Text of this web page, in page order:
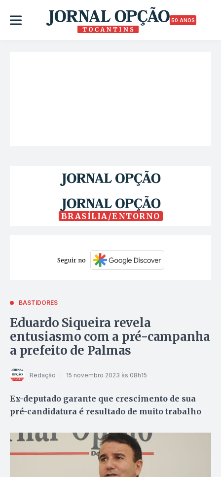
50 ANOS
BRASÍLIA/ENTORNO
Seguir no
BASTIDORES
Eduardo Siqueira revela
entusiasmo com a pré-campanha
a prefeito de Palmas
Redação 15 novembro 2023 às 08h15
Ex-deputado garante que crescimento de sua
pré-candidatura é resultado de muito trabalho